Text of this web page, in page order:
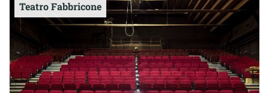
Teatro Fabbricone